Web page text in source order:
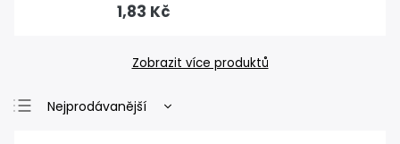
1,83 Kč
Zobrazit více produktů
Nejprodávanější